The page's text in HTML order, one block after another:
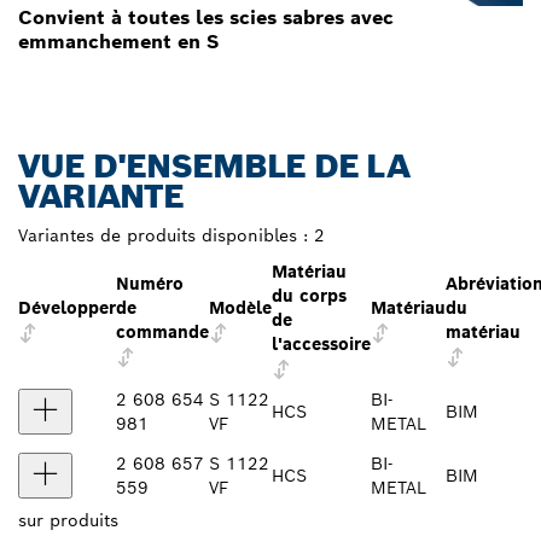
Convient à toutes les scies sabres avec
emmanchement en S
VUE D'ENSEMBLE DE LA
VARIANTE
Variantes de produits disponibles : 2
Développer
Numéro
de
commande
Modèle
Matériau
du corps
de
l'accessoire
Matériaudu
matériau
2 608 654
981
S 1122
VF
HCS
BI-
METAL
BIM
2 608 657
559
S 1122
VF
HCS
BI-
METAL
BIM
sur produits